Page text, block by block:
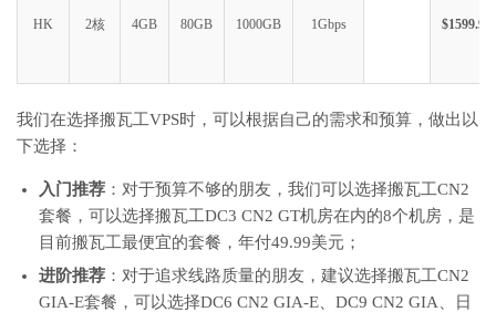
HK 2核 4GB 80GB 1000GB 1Gbps $1599.99
我们在选择搬瓦工VPS时，可以根据自己的需求和预算，做出以
下选择：
入门推荐 ：对于预算不够的朋友，我们可以选择搬瓦工CN2
套餐，可以选择搬瓦工DC3 CN2 GT机房在内的8个机房，是
目前搬瓦工最便宜的套餐，年付49.99美元；
进阶推荐 ：对于追求线路质量的朋友，建议选择搬瓦工CN2
GIA-E套餐，可以选择DC6 CN2 GIA-E、DC9 CN2 GIA、日